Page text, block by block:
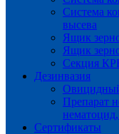
Система
высева
Ящик
Ящик
Секция
Дезинвазия
Овицидный
Препарат
Сертификаты